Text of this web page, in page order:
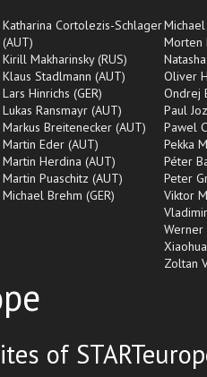
Katharina Cortolezis-Schlager
(AUT)
Kirill Makharinsky (RUS)
Klaus Stadlmann (AUT)
Lars Hinrichs (GER)
Lukas Ransmayr (AUT)
Markus Breitenecker (AUT)
Martin Eder (AUT)
Martin Herdina (AUT)
Martin Puaschitz (AUT)
Michael Brehm (GER)
Morten
Oliver
Ondrej
Paul
Pawel
Pekka
Péter
Peter
Viktor
Werner
Zoltan
of